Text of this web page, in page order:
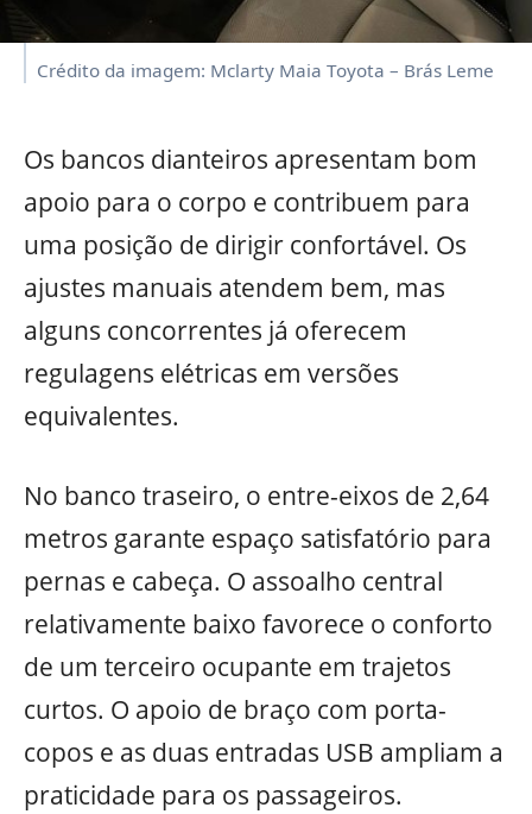
Crédito da imagem: Mclarty Maia Toyota – Brás Leme
Os bancos dianteiros apresentam bom
apoio para o corpo e contribuem para
uma posição de dirigir confortável. Os
ajustes manuais atendem bem, mas
alguns concorrentes já oferecem
regulagens elétricas em versões
equivalentes.
No banco traseiro, o entre-eixos de 2,64
metros garante espaço satisfatório para
pernas e cabeça. O assoalho central
relativamente baixo favorece o conforto
de um terceiro ocupante em trajetos
curtos. O apoio de braço com porta-
copos e as duas entradas USB ampliam a
praticidade para os passageiros.